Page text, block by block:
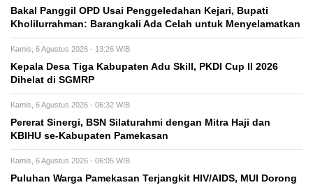
Bakal Panggil OPD Usai Penggeledahan Kejari, Bupati
Kholilurrahman: Barangkali Ada Celah untuk Menyelamatkan
Kamis, 6 Agustus 2026 - 13:26 WIB
Kepala Desa Tiga Kabupaten Adu Skill, PKDI Cup II 2026
Dihelat di SGMRP
Kamis, 6 Agustus 2026 - 06:32 WIB
Pererat Sinergi, BSN Silaturahmi dengan Mitra Haji dan
KBIHU se-Kabupaten Pamekasan
Kamis, 6 Agustus 2026 - 06:05 WIB
Puluhan Warga Pamekasan Terjangkit HIV/AIDS, MUI Dorong